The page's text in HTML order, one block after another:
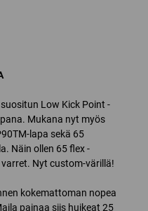
Low Kick Point -
Mukana nyt myös
lapa sekä 65
Näin ollen 65 flex -
varret. Nyt custom-värillä!
kokemattoman nopea
painaa siis huikeat 25